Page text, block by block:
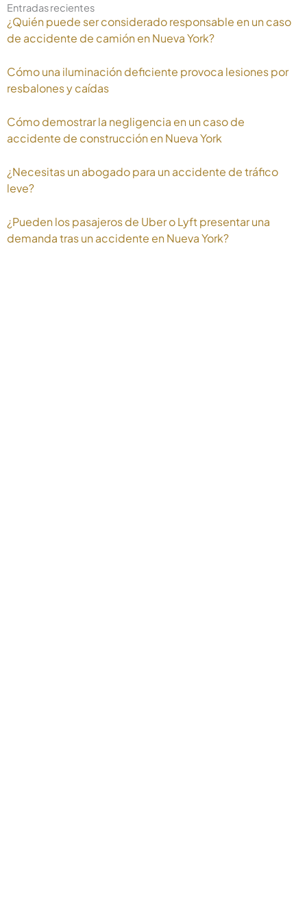
Entradas recientes
¿Quién puede ser considerado responsable en un caso
de accidente de camión en Nueva York?
Cómo una iluminación deficiente provoca lesiones por
resbalones y caídas
Cómo demostrar la negligencia en un caso de
accidente de construcción en Nueva York
¿Necesitas un abogado para un accidente de tráfico
leve?
¿Pueden los pasajeros de Uber o Lyft presentar una
demanda tras un accidente en Nueva York?